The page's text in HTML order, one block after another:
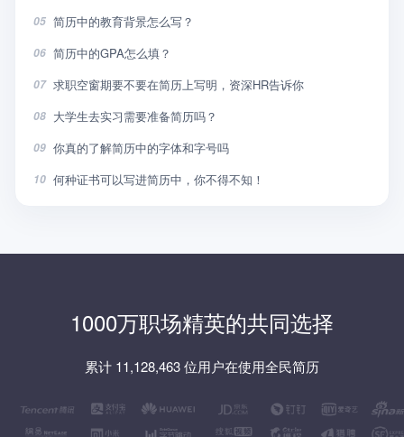
05 简历中的教育背景怎么写？
06 简历中的GPA怎么填？
07 求职空窗期要不要在简历上写明，资深HR告诉你
08 大学生去实习需要准备简历吗？
09 你真的了解简历中的字体和字号吗
10 何种证书可以写进简历中，你不得不知！
1000万职场精英的共同选择
累计 11,128,463 位用户在使用全民简历